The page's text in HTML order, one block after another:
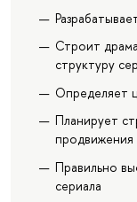
Строит
структуру
Определяет
Планирует
продвижения
Правильно
сериала